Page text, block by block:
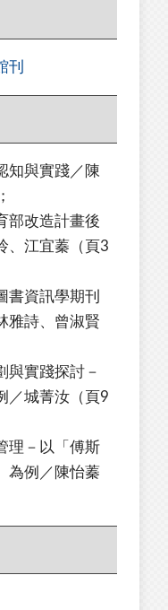
刊
知與實踐／陳
部改造計畫後
、江宜蓁（頁3
書資訊學期刊
雅詩、曾淑賢
與實踐探討－
／城菁汝（頁9
理－以「傅斯
為例／陳怡蓁